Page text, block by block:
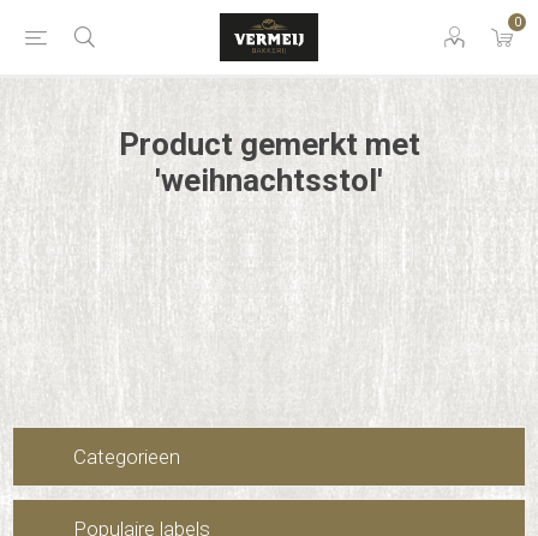
0
Product gemerkt met
'weihnachtsstol'
Categorieen
Populaire labels